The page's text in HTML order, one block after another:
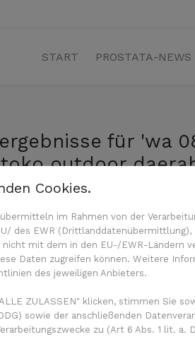
START PROSTATA-NEWS
für 'wa
toko outdoor
Prostata Hilfe e.V. Impressum
Cookies.
im Rahmen von der
des EWR
mit dem in den EU-/EWR-Ländern
Daten zugreifen können. Weitere
des jeweiligen Anbieters.
ZULASSEN" klicken, stimmen Sie
sowie der anschließenden
zu (Art 6 Abs. 1 lit. a.